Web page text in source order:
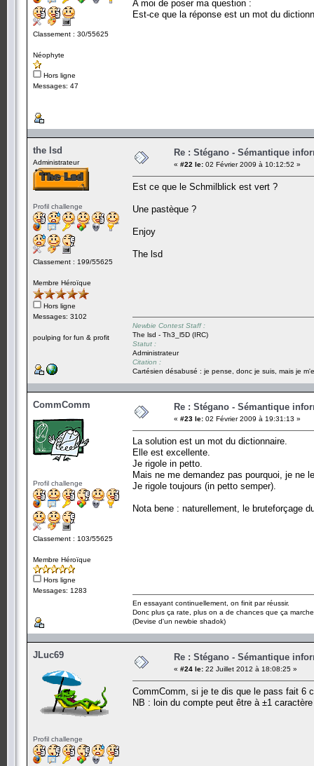
Classement : 30/55625
Néophyte
Hors ligne
Messages: 47
A moi de poser ma question :
Est-ce que la réponse est un mot du
the lsd
Administrateur
Profil challenge
Classement : 199/55625
Membre Héroïque
Hors ligne
Messages: 3102
poulping for fun & profit
Re : Stégano - Sémantique
« #22 le: 02 Février 2009 à 10:12:52 »
Est ce que le Schmilblick est vert ?
Une pastèque ?
Enjoy
The lsd
Newbie Contest Staff :
The lsd - Th3_l5D (IRC)
Statut :
Administrateur
Citation :
Cartésien désabusé : je pense, donc je suis, mais je
CommComm
Profil challenge
Classement : 103/55625
Membre Héroïque
Hors ligne
Messages: 1283
Re : Stégano - Sémantique
« #23 le: 02 Février 2009 à 19:31:13 »
La solution est un mot du dictionnaire.
Elle est excellente.
Je rigole in petto.
Mais ne me demandez pas pourquoi, je ne
Je rigole toujours (in petto semper).
Nota bene : naturellement, le bruteforçage
En essayant continuellement, on finit par réussir.
Donc plus ça rate, plus on a de chances que ça
(Devise d'un newbie shadok)
JLuc69
Profil challenge
Re : Stégano - Sémantique
« #24 le: 22 Juillet 2012 à 18:08:25 »
CommComm, si je te dis que le pass fait 6
NB : loin du compte peut être à ±1